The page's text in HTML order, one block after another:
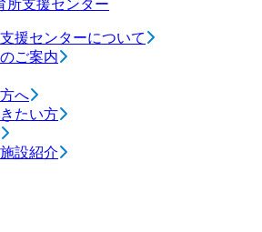
援センターについて
ご案内
へ
たい方
設紹介